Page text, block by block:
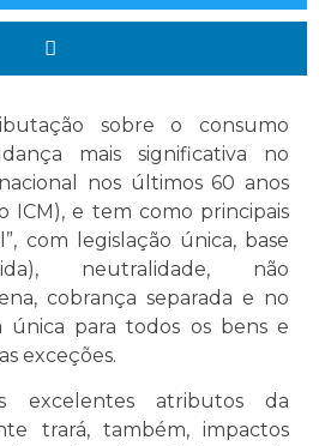
sobre o consumo
mais significativa no
nos últimos 60 anos
ICM), e tem como principais
com legislação única, base
neutralidade, não
cobrança separada e no
para todos os bens e
exceções.
excelentes atributos da
trará, também, impactos